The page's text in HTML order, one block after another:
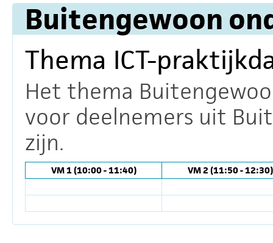
Buitengewoon
Thema ICT-
Het thema
voor deelnemers uit
zijn.
VM 1 (10:00 - 11:40) VM 2 (11:50 - 12:30)